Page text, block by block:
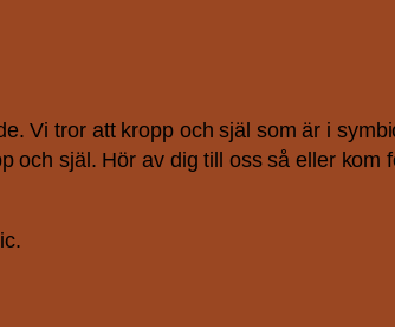
Vi tror att kropp och själ som är i
själ. Hör av dig till oss så eller kom